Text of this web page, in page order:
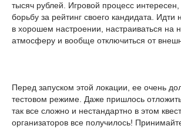
тысяч рублей. Игровой процесс интересен,
борьбу за рейтинг своего кандидата. Идти
в хорошем настроении, настраиваться на
атмосферу и вообще отключиться от
Перед запуском этой локации, ее очень
тестовом режиме. Даже пришлось
так все сложно и нестандартно в этом
организаторов все получилось!